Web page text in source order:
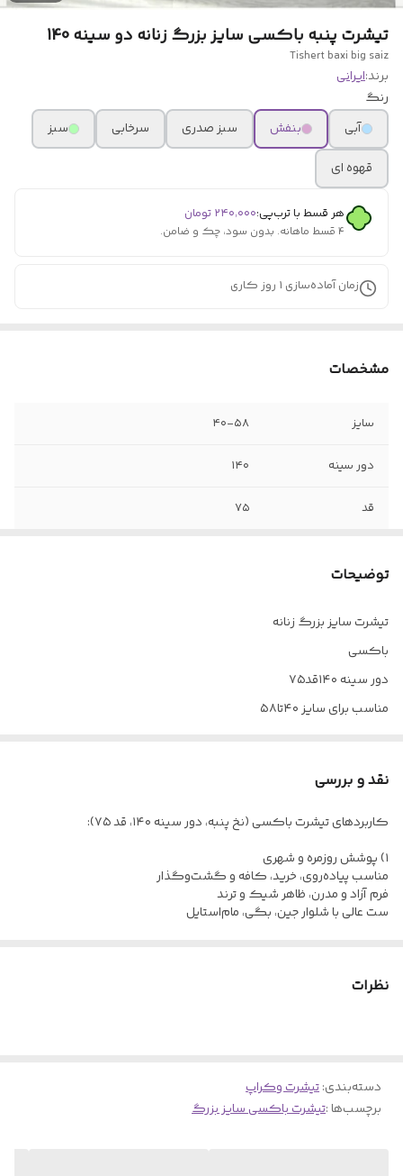
تیشرت پنبه باکسی سایز بزرگ زنانه دو سینه 140
Tishert baxi big saiz
برند:ایرانی
رنگ
آبی
بنفش سبز صدری سرخابی
سبز
قهوه ای
هر قسط با ترب‌پی:۲۴۰٬۰۰۰ تومان
۴ قسط ماهانه. بدون سود، چک و ضامن.
زمان آماده‌سازی 1 روز کاری
مشخصات
سایز ۴۰-۵۸
دور سینه ۱۴۰
قد ۷۵
توضیحات
تیشرت سایز بزرگ زنانه
باکسی
دور سینه ۱۴۰قد۷۵
مناسب برای سایز ۴۰تا۵۸
تنخور عالی
نقد و بررسی
کاربردهای تیشرت باکسی (نخ پنبه، دور سینه ۱۴۰، قد ۷۵):
۱) پوشش روزمره و شهری
مناسب پیاده‌روی، خرید، کافه و گشت‌وگذار
فرم آزاد و مدرن، ظاهر شیک و ترند
ست عالی با شلوار جین، بگی، مام‌استایل
مناسب پوشیدن طولانی‌مدت در خانه
۴) فعالیت سبک و ورزش
نظرات
دسته‌بندی:تیشرت وکراپ
برچسب‌ها :تیشرت باکسی سایز بزرگ